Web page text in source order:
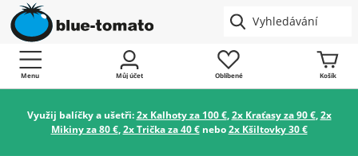
Menu Můj účet Oblíbené Košík
Využij balíčky a ušetři:2x Kalhoty za 100 €,2x Kraťasy za 90 €,2x
Mikiny za 80 €,2x Trička za 40 €nebo2x Kšiltovky 30 €